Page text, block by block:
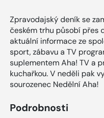
Zpravodajský deník se
českém trhu působí přes
aktuální informace ze
sport, zábavu a TV
suplementem Aha! TV a
kuchařkou. V neděli pak
sourozenec Nedělní Aha!
Podrobnosti